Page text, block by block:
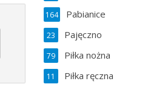
Pabianice
164
Pajęczno
23
Piłka nożna
79
Piłka ręczna
11